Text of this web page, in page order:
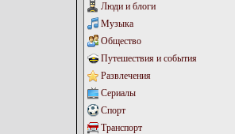
Люди и блоги
Музыка
Общество
Путешествия и события
Развлечения
Сериалы
Спорт
Транспорт